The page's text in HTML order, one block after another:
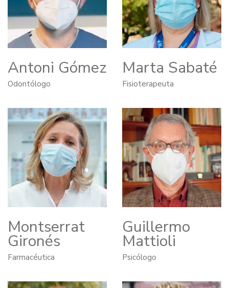
Antoni Gómez
Odontólogo
Marta Sabaté
Fisioterapeuta
Montserrat
Gironés
Farmacéutica
Guillermo
Mattioli
Psicólogo